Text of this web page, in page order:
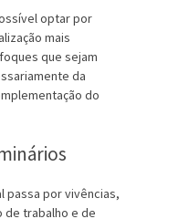
optar por
mais
que sejam
da
do
passa por vivências,
de trabalho e de